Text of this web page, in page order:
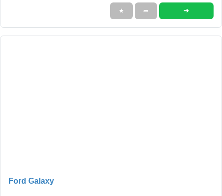
★ ➦ ➜
Ford Galaxy